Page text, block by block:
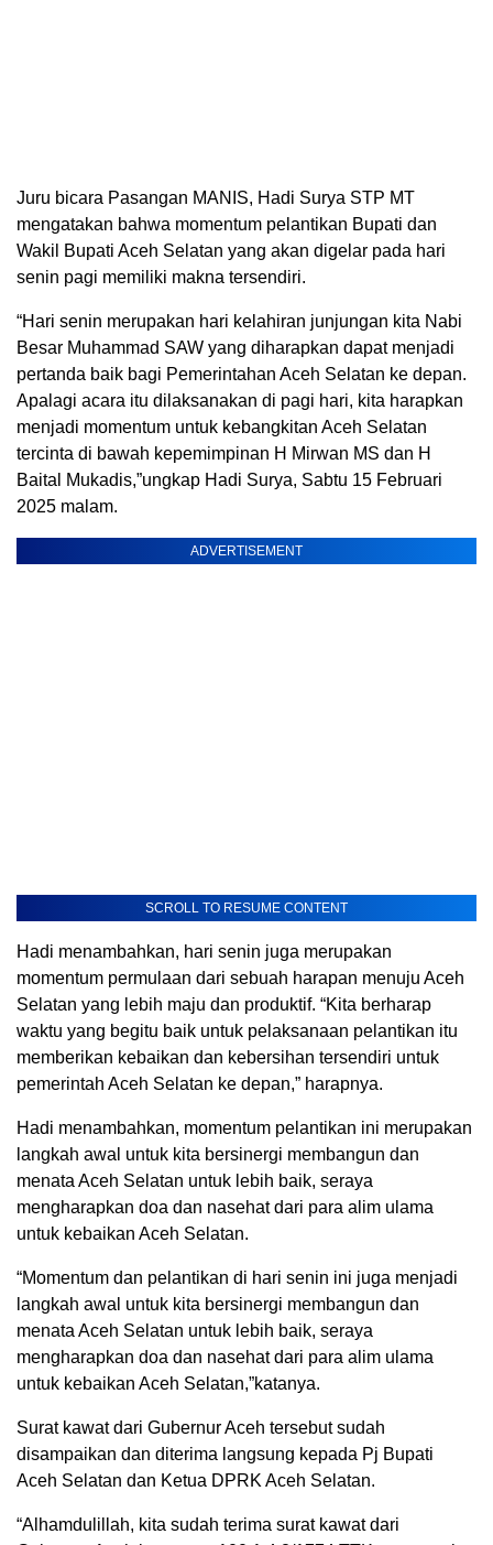
Juru bicara Pasangan MANIS, Hadi Surya STP MT
mengatakan bahwa momentum pelantikan Bupati dan
Wakil Bupati Aceh Selatan yang akan digelar pada hari
senin pagi memiliki makna tersendiri.
“Hari senin merupakan hari kelahiran junjungan kita Nabi
Besar Muhammad SAW yang diharapkan dapat menjadi
pertanda baik bagi Pemerintahan Aceh Selatan ke depan.
Apalagi acara itu dilaksanakan di pagi hari, kita harapkan
menjadi momentum untuk kebangkitan Aceh Selatan
tercinta di bawah kepemimpinan H Mirwan MS dan H
Baital Mukadis,”ungkap Hadi Surya, Sabtu 15 Februari
2025 malam.
ADVERTISEMENT
SCROLL TO RESUME CONTENT
Hadi menambahkan, hari senin juga merupakan
momentum permulaan dari sebuah harapan menuju Aceh
Selatan yang lebih maju dan produktif. “Kita berharap
waktu yang begitu baik untuk pelaksanaan pelantikan itu
memberikan kebaikan dan kebersihan tersendiri untuk
pemerintah Aceh Selatan ke depan,” harapnya.
Hadi menambahkan, momentum pelantikan ini merupakan
langkah awal untuk kita bersinergi membangun dan
menata Aceh Selatan untuk lebih baik, seraya
mengharapkan doa dan nasehat dari para alim ulama
untuk kebaikan Aceh Selatan.
“Momentum dan pelantikan di hari senin ini juga menjadi
langkah awal untuk kita bersinergi membangun dan
menata Aceh Selatan untuk lebih baik, seraya
mengharapkan doa dan nasehat dari para alim ulama
untuk kebaikan Aceh Selatan,”katanya.
Surat kawat dari Gubernur Aceh tersebut sudah
disampaikan dan diterima langsung kepada Pj Bupati
Aceh Selatan dan Ketua DPRK Aceh Selatan.
“Alhamdulillah, kita sudah terima surat kawat dari